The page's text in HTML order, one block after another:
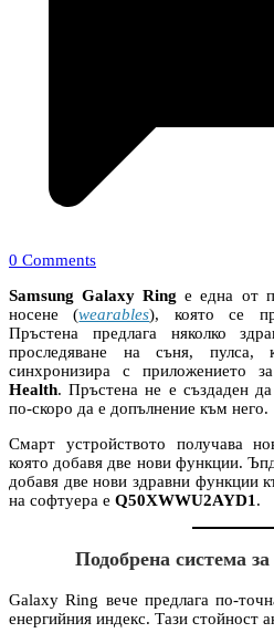
0 Comments
Samsung Galaxy Ringе една от
носене (wearables), която се
Пръстена предлага няколко
проследяване на съня,
синхронизира с приложението
Health. Пръстена не е създаден
по-скоро да е допълнение към него.
Смарт устройството получава
която добавя две нови функции.
добавя две нови здравни функции
на софтуера е Q50XWWU2AYD1 .
Подобрена система
Galaxy Ring вече предлага по-
енергийния индекс. Тази стойност